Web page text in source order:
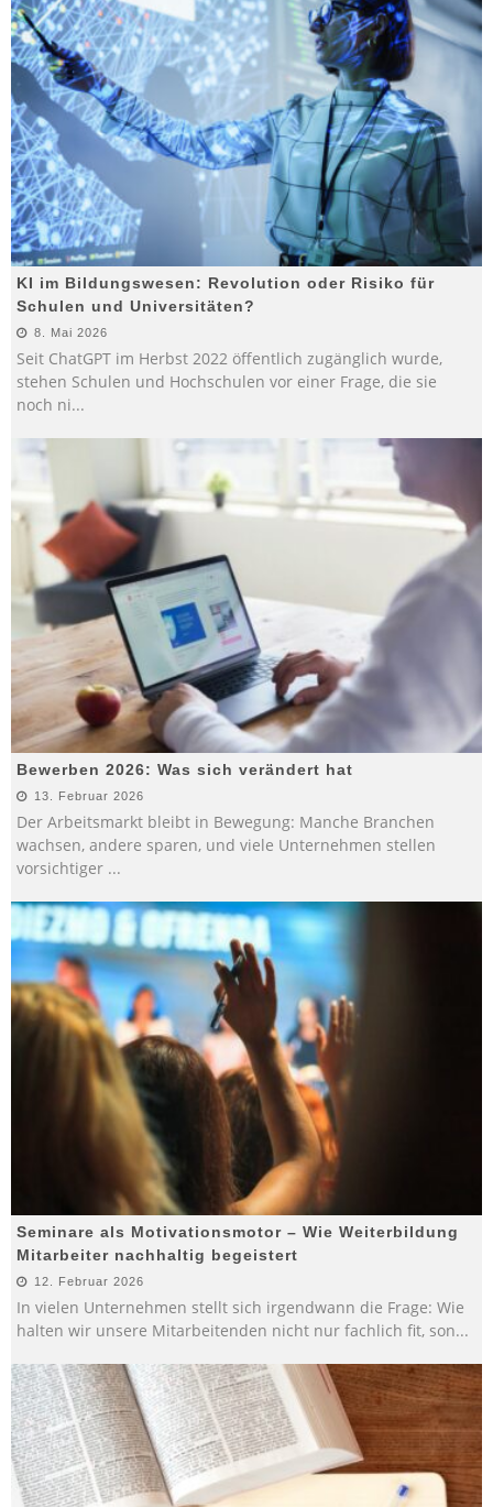
KI im Bildungswesen: Revolution oder Risiko für
Schulen und Universitäten?
8. Mai 2026
Seit ChatGPT im Herbst 2022 öffentlich zugänglich wurde,
stehen Schulen und Hochschulen vor einer Frage, die sie
noch ni...
Bewerben 2026: Was sich verändert hat
13. Februar 2026
Der Arbeitsmarkt bleibt in Bewegung: Manche Branchen
wachsen, andere sparen, und viele Unternehmen stellen
vorsichtiger ...
Seminare als Motivationsmotor – Wie Weiterbildung
Mitarbeiter nachhaltig begeistert
12. Februar 2026
In vielen Unternehmen stellt sich irgendwann die Frage: Wie
halten wir unsere Mitarbeitenden nicht nur fachlich fit, son...